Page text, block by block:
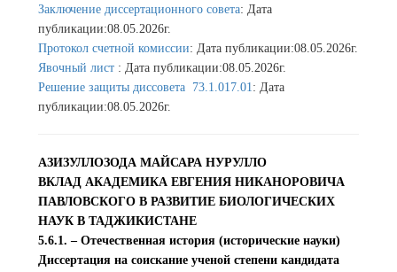
Заключение диссертационного совета: Дата
публикации:08.05.2026г.
Протокол счетной комиссии: Дата публикации:08.05.2026г.
Явочный лист : Дата публикации:08.05.2026г.
Решение защиты диссовета 73.1.017.01: Дата
публикации:08.05.2026г.
АЗИЗУЛЛОЗОДА МАЙСАРА НУРУЛЛО
ВКЛАД АКАДЕМИКА ЕВГЕНИЯ НИКАНОРОВИЧА
ПАВЛОВСКОГО В РАЗВИТИЕ БИОЛОГИЧЕСКИХ
НАУК В ТАДЖИКИСТАНЕ
5.6.1. – Отечественная история (исторические науки)
Диссертация на соискание ученой степени кандидата